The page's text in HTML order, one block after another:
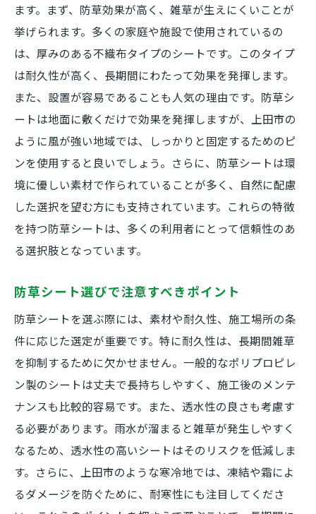
防草シートを使った庭のリノベーションア
イディア
防草シート設置で得られる美観の効果
防草シートが雑草対策に効果的な理由とは
雑草の生えない庭を実現する防草シートの
秘密
防草シートの使用が雑草抑制に効く理由
防草シートと伝統的な雑草対策の比較
防草シートが支持される理由とその効果
防草シートの使用で得られる雑草対策の実
上田市の気候に合わせた防草シートの選択肢
上田市の気候に適した防草シートの特徴
雨や雪に強い防草シートの選び方
気候を考慮した防草シートの選定ポイント
地域特性を活かした防草シートの使用法
上田市でおすすめの耐候性防草シート
防草シートの選び方で庭の手入れが劇的に楽に
なる方法
ます。まず、防草効果が高く、雑草が生えにくいことが
挙げられます。多くの家庭や施設で使用されているの
は、厚みのある不織布タイプのシートです。このタイプ
は耐久性が高く、長期間にわたって効果を発揮します。
また、設置が容易であることも人気の理由です。防草シ
ートは地面に敷くだけで効果を発揮しますが、上田市の
ように風が強い地域では、しっかりと固定するためのピ
ンを使用すると良いでしょう。さらに、防草シートは環
境に優しい素材で作られていることが多く、自然に配慮
した選択を望む方にも支持されています。これらの特徴
を持つ防草シートは、多くの利用者にとって信頼性のあ
る選択肢となっています。
防草シート選びで注意すべきポイント
防草シートを選ぶ際には、素材や耐久性、施工場所の条
件に応じた選定が重要です。特に耐久性は、長期間雑草
を抑制するために欠かせません。一般的なポリプロピレ
ン製のシートは丈夫で長持ちしやすく、施工後のメンテ
ナンスも比較的容易です。また、透水性の良さも考慮す
る必要があります。雨水が溜まると雑草が発生しやすく
なるため、透水性の高いシートはそのリスクを低減しま
す。さらに、上田市のような寒冷地では、凍結や霜によ
るダメージを防ぐために、耐寒性にも注目してくださ